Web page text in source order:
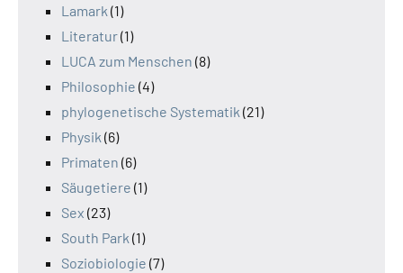
Lamark (1)
Literatur(1)
LUCA zum Menschen (8)
Philosophie (4)
phylogenetische Systematik (21)
Physik (6)
Primaten (6)
Säugetiere (1)
Sex (23)
South Park (1)
Soziobiologie (7)